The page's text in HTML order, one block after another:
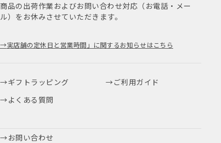
商品の出荷作業およびお問い合わせ対応（お電話・メー
ル）をお休みさせていただきます。
実店舗の定休日と営業時間」に関するお知らせはこちら
ギフトラッピング
ご利用ガイド
よくある質問
お問い合わせ